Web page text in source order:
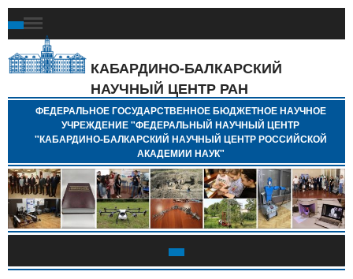
КАБАРДИНО-БАЛКАРСКИЙ
НАУЧНЫЙ ЦЕНТР РАН
ФЕДЕРАЛЬНОЕ ГОСУДАРСТВЕННОЕ БЮДЖЕТНОЕ НАУЧНОЕ
УЧРЕЖДЕНИЕ "ФЕДЕРАЛЬНЫЙ НАУЧНЫЙ ЦЕНТР
"КАБАРДИНО-БАЛКАРСКИЙ НАУЧНЫЙ ЦЕНТР РОССИЙСКОЙ
АКАДЕМИИ НАУК"